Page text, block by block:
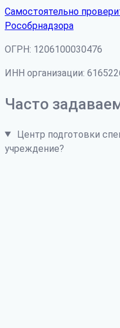
Самостоятельно
Рособрнадзора
ОГРН: 1206100030476
ИНН организации:
Часто
Центр подготовки
учреждение?